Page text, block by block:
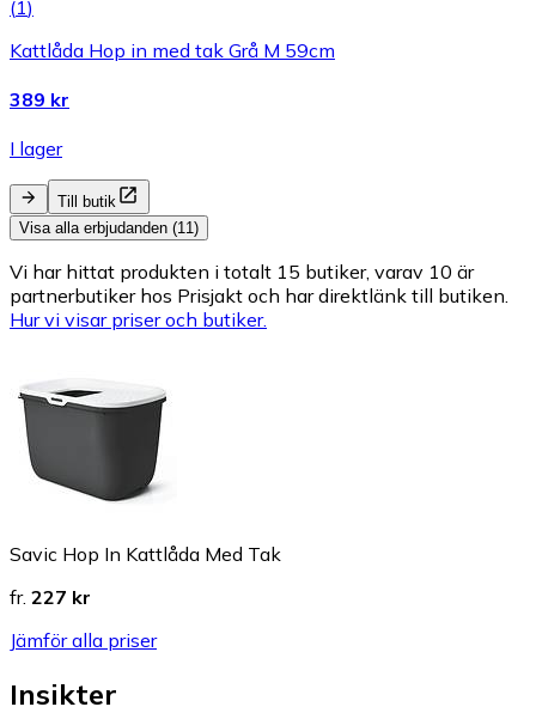
(1)
Kattlåda Hop in med tak Grå M 59cm
389 kr
I lager
Till butik
Visa alla erbjudanden (11)
Vi har hittat produkten i totalt 15 butiker, varav 10 är
partnerbutiker hos Prisjakt och har direktlänk till butiken.
Hur vi visar priser och butiker.
Savic Hop In Kattlåda Med Tak
fr. 227 kr
Jämför alla priser
Insikter